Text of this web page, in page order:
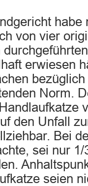
von vier
erwiesen
Norm.
den Unfall
Bei
sei nur
seien